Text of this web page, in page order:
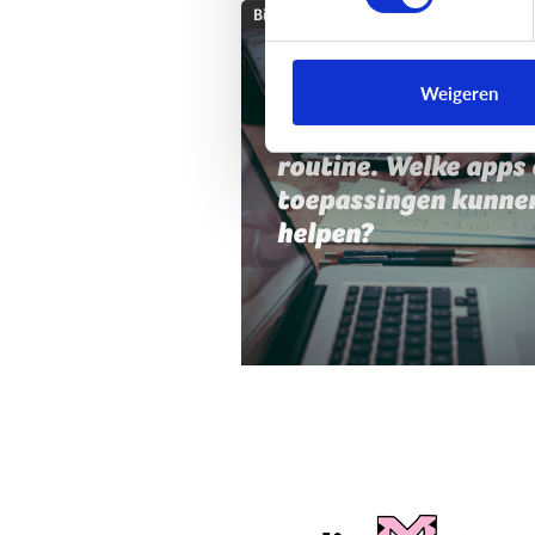
Weigeren
Bijzonder digitaal
Mijn kind heeft
met planning,
organisatie of
routine. Welke apps
toepassingen
helpen?